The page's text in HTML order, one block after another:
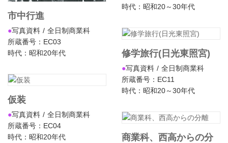
市中行進
写真資料
全日制商業科
所蔵番号：EC03
時代：昭和20年代
仮装
写真資料
全日制商業科
所蔵番号：EC04
時代：昭和20年代
時代：昭和20～30年代
修学旅行(日光東照宮)
写真資料
全日制商業科
所蔵番号：EC11
時代：昭和20～30年代
商業科、西高からの分